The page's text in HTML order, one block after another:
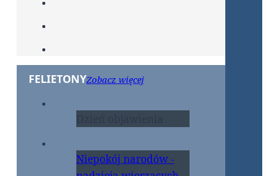
FELIETONYZobacz więcej
Niepokój narodów -